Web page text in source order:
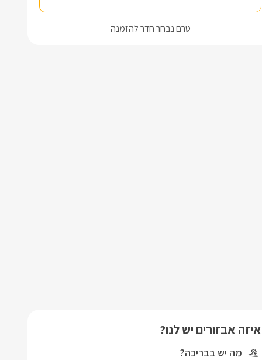
טרם נבחר חדר להזמנה
איזה אבזורים יש לנו?
מה יש בבריכה?